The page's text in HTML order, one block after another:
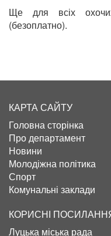
Ще для всіх
(безоплатно).
КАРТА САЙТУ
Головна сторінка
Про департамент
Новини
Молодіжна політика
Спорт
Комунальні заклади
КОРИСНІ
Луцька міська рада